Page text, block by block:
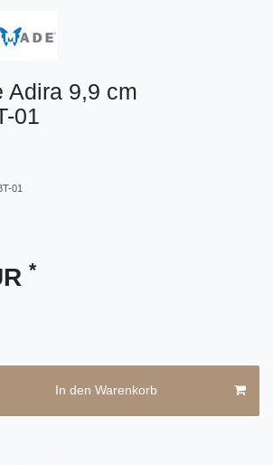
Adira 9,9 cm
01
01
*
In den Warenkorb